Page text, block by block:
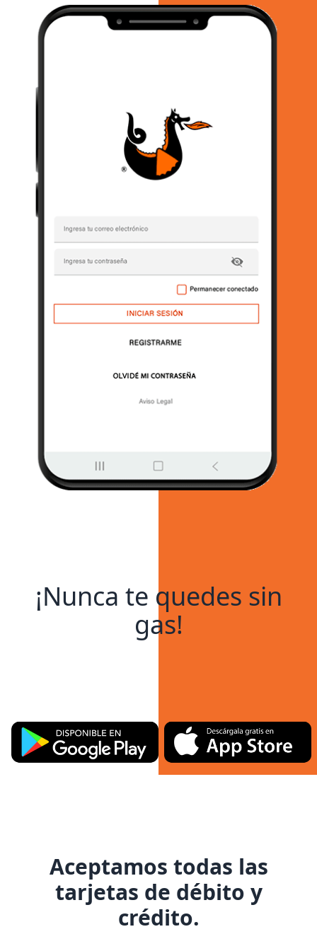
¡Nunca te quedes sin
gas!
Aceptamos todas las
tarjetas de débito y
crédito.